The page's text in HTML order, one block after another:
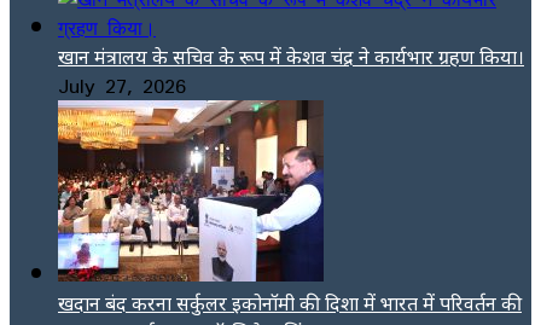
खान मंत्रालय के सचिव के रूप में केशव चंद्र ने कार्यभार ग्रहण किया।
July 27, 2026
खदान बंद करना सर्कुलर इकोनॉमी की दिशा में भारत में परिवर्तन की